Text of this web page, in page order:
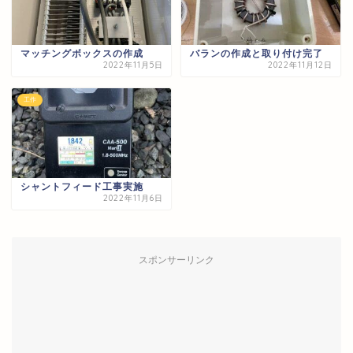
マッチングボックスの作成
2022年11月5日
バランの作成と取り付け完了
2022年11月12日
工作
シャントフィード工事実施
2022年11月6日
スポンサーリンク